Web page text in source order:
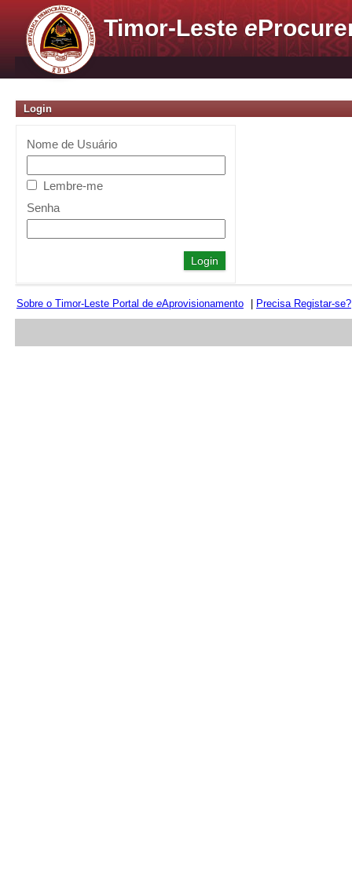
Timor-Lestee
Login
Nome de Usuário
Lembre-me
Senha
Sobre o Timor-Leste Portal de eAprovisionamento Precisa Registar-se?